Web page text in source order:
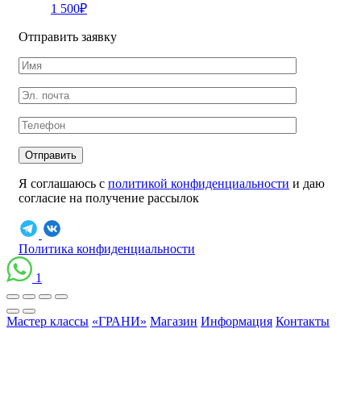
1 500₽
Отправить заявку
Отправить
Я соглашаюсь с политикой конфиденциальности и даю
согласие на получение рассылок
Политика конфиденциальности
1
Мастер классы «ГРАНИ» Магазин Информация Контакты